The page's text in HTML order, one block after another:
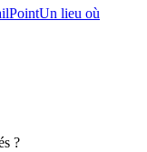
Un lieu où
?